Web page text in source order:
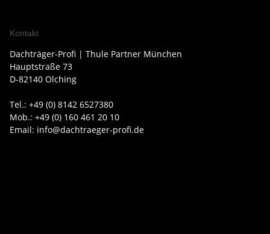
Kontakt
Dachträger-Profi | Thule Partner München
Hauptstraße 73
D-82140 Olching
Tel.: +49 (0) 8142 6527380
Mob.: +49 (0) 160 461 20 10
Email: info@dachtraeger-profi.de